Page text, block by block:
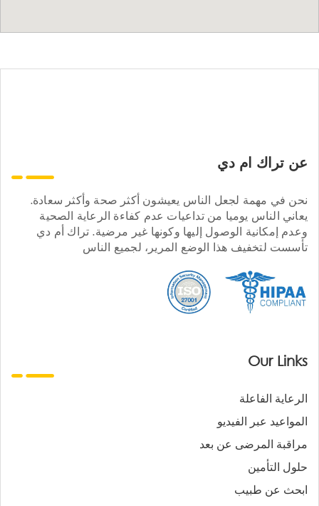
عن تراك ام دي
نحن في مهمة لجعل الناس يعيشون أكثر صحة وأكثر سعادة.
يعاني الناس يوميا من تداعيات عدم كفاءة الرعاية الصحية
وعدم إمكانية الوصول إليها وكونها غير مرضية. تراك أم دي
تأسست لتخفيف هذا الوضع المرير، لجميع الناس
Our Links
الرعاية الفاعلة
المواعيد عبر الفيديو
مراقبة المرضى عن بعد
حلول التأمين
ابحث عن طبيب